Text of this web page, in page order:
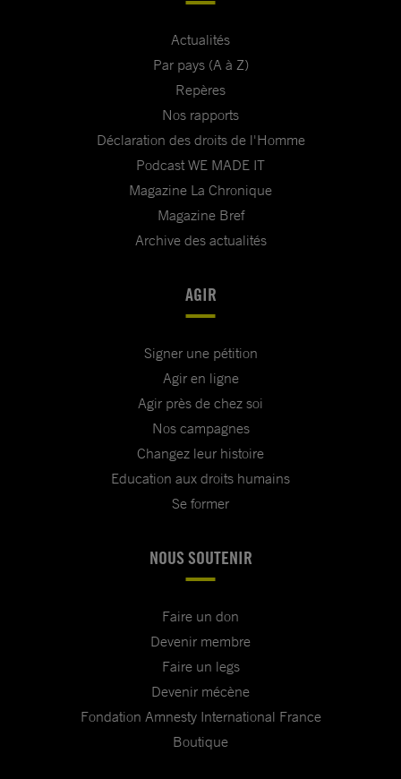
Actualités
Par pays (A à Z)
Repères
Nos rapports
Déclaration des droits de l'Homme
Podcast WE MADE IT
Magazine La Chronique
Magazine Bref
Archive des actualités
AGIR
Signer une pétition
Agir en ligne
Agir près de chez soi
Nos campagnes
Changez leur histoire
Education aux droits humains
Se former
NOUS SOUTENIR
Faire un don
Devenir membre
Faire un legs
Devenir mécène
Fondation Amnesty International France
Boutique